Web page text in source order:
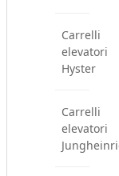
Carrelli
elevatori
Hyster
Carrelli
elevatori